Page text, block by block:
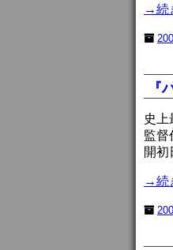
→続
『
史
監督
開初
→続